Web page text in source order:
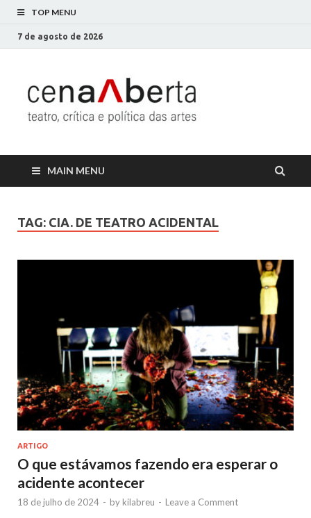
TOP MENU
7 de agosto de 2026
MAIN MENU
TAG: CIA. DE TEATRO ACIDENTAL
ARTIGO
O que estávamos fazendo era esperar o
acidente acontecer
18 de julho de 2024 - by kilabreu - Leave a Comment